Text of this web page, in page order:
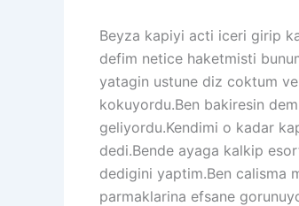
Beyza kapiyi acti iceri girip
defim netice haketmisti
yatagin ustune diz coktum
kokuyordu.Ben bakiresin
geliyordu.Kendimi o kadar
dedi.Bende ayaga kalkip
dedigini yaptim.Ben calisma
parmaklarina efsane